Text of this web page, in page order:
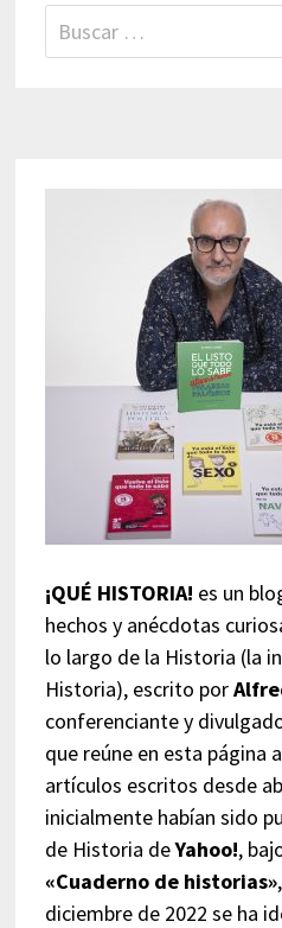
Buscar:
¡QUÉ HISTORIA! es un
hechos y anécdotas
lo largo de la Historia (la
Historia), escrito por
conferenciante y
que reúne en esta página
artículos escritos desde
inicialmente habían sido
de Historia deYahoo!,
«Cuaderno de historias»
diciembre de 2022 se ha